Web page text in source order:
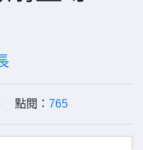
點閱： 765